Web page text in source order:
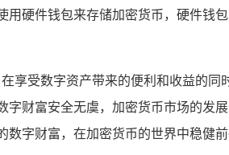
硬件钱包来存储加密货币，硬件钱
享受数字资产带来的便利和收益的同
财富安全无虞，加密货币市场的发
字财富，在加密货币的世界中稳健前